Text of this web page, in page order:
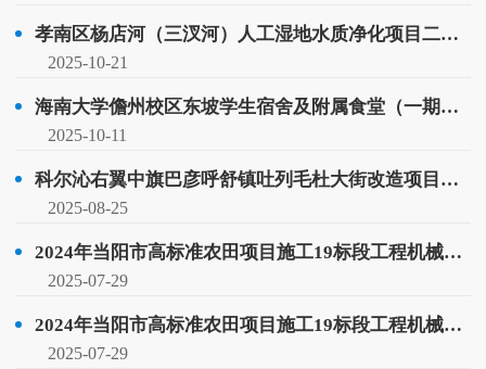
孝南区杨店河（三汊河）人工湿地水质净化项目二标段专业分包采购成交公示
2025-10-21
海南大学儋州校区东坡学生宿舍及附属食堂（一期）项目材料采购成交公示
2025-10-11
科尔沁右翼中旗巴彦呼舒镇吐列毛杜大街改造项目劳务分包成交公示
2025-08-25
2024年当阳市高标准农田项目施工19标段工程机械租赁包件四采购成交公示
2025-07-29
2024年当阳市高标准农田项目施工19标段工程机械租赁包件三采购成交公示
2025-07-29